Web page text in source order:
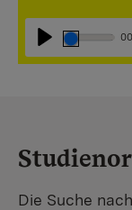
Abspielen
Die Suche